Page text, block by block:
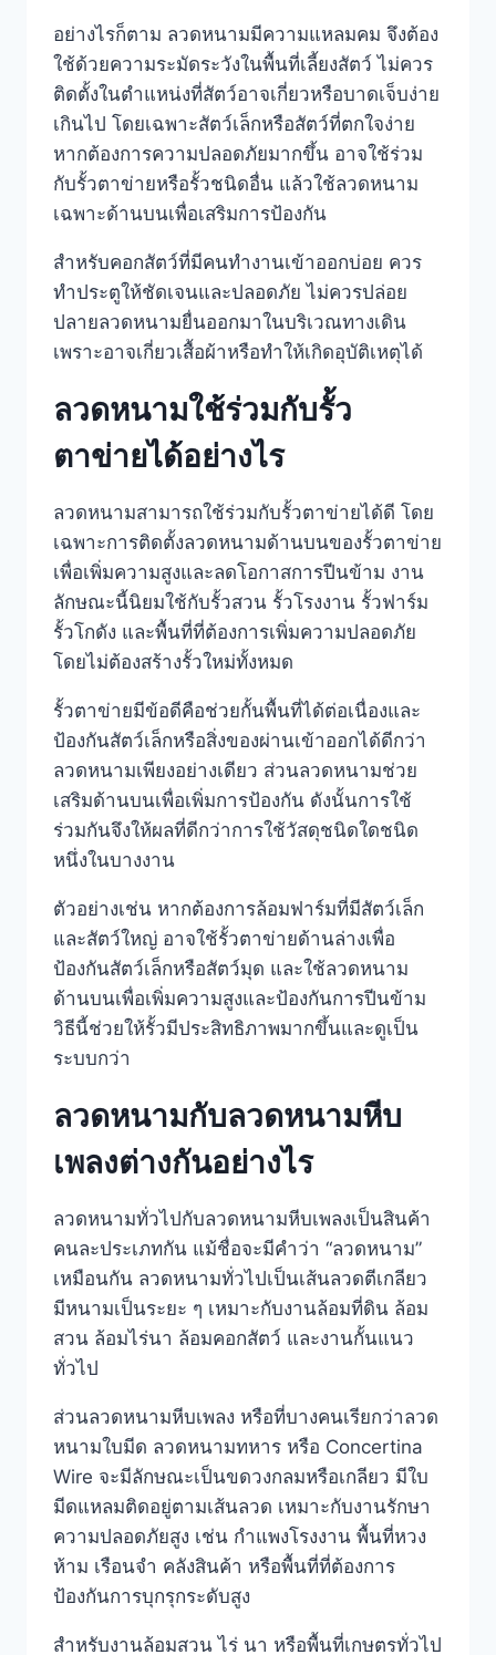
อย่างไรก็ตาม ลวดหนามมีความแหลมคม จึงต้อง
ใช้ด้วยความระมัดระวังในพื้นที่เลี้ยงสัตว์ ไม่ควร
ติดตั้งในตำแหน่งที่สัตว์อาจเกี่ยวหรือบาดเจ็บง่าย
เกินไป โดยเฉพาะสัตว์เล็กหรือสัตว์ที่ตกใจง่าย
หากต้องการความปลอดภัยมากขึ้น อาจใช้ร่วม
กับรั้วตาข่ายหรือรั้วชนิดอื่น แล้วใช้ลวดหนาม
เฉพาะด้านบนเพื่อเสริมการป้องกัน
สำหรับคอกสัตว์ที่มีคนทำงานเข้าออกบ่อย ควร
ทำประตูให้ชัดเจนและปลอดภัย ไม่ควรปล่อย
ปลายลวดหนามยื่นออกมาในบริเวณทางเดิน
เพราะอาจเกี่ยวเสื้อผ้าหรือทำให้เกิดอุบัติเหตุได้
ลวดหนามใช้ร่วมกับรั้ว
ตาข่ายได้อย่างไร
ลวดหนามสามารถใช้ร่วมกับรั้วตาข่ายได้ดี โดย
เฉพาะการติดตั้งลวดหนามด้านบนของรั้วตาข่าย
เพื่อเพิ่มความสูงและลดโอกาสการปีนข้าม งาน
ลักษณะนี้นิยมใช้กับรั้วสวน รั้วโรงงาน รั้วฟาร์ม
รั้วโกดัง และพื้นที่ที่ต้องการเพิ่มความปลอดภัย
โดยไม่ต้องสร้างรั้วใหม่ทั้งหมด
รั้วตาข่ายมีข้อดีคือช่วยกั้นพื้นที่ได้ต่อเนื่องและ
ป้องกันสัตว์เล็กหรือสิ่งของผ่านเข้าออกได้ดีกว่า
ลวดหนามเพียงอย่างเดียว ส่วนลวดหนามช่วย
เสริมด้านบนเพื่อเพิ่มการป้องกัน ดังนั้นการใช้
ร่วมกันจึงให้ผลที่ดีกว่าการใช้วัสดุชนิดใดชนิด
หนึ่งในบางงาน
ตัวอย่างเช่น หากต้องการล้อมฟาร์มที่มีสัตว์เล็ก
และสัตว์ใหญ่ อาจใช้รั้วตาข่ายด้านล่างเพื่อ
ป้องกันสัตว์เล็กหรือสัตว์มุด และใช้ลวดหนาม
ด้านบนเพื่อเพิ่มความสูงและป้องกันการปีนข้าม
วิธีนี้ช่วยให้รั้วมีประสิทธิภาพมากขึ้นและดูเป็น
ระบบกว่า
ลวดหนามกับลวดหนามหีบ
เพลงต่างกันอย่างไร
ลวดหนามทั่วไปกับลวดหนามหีบเพลงเป็นสินค้า
คนละประเภทกัน แม้ชื่อจะมีคำว่า “ลวดหนาม”
เหมือนกัน ลวดหนามทั่วไปเป็นเส้นลวดตีเกลียว
มีหนามเป็นระยะ ๆ เหมาะกับงานล้อมที่ดิน ล้อม
สวน ล้อมไร่นา ล้อมคอกสัตว์ และงานกั้นแนว
ทั่วไป
ส่วนลวดหนามหีบเพลง หรือที่บางคนเรียกว่าลวด
หนามใบมีด ลวดหนามทหาร หรือ Concertina
Wire จะมีลักษณะเป็นขดวงกลมหรือเกลียว มีใบ
มีดแหลมติดอยู่ตามเส้นลวด เหมาะกับงานรักษา
ความปลอดภัยสูง เช่น กำแพงโรงงาน พื้นที่หวง
ห้าม เรือนจำ คลังสินค้า หรือพื้นที่ที่ต้องการ
ป้องกันการบุกรุกระดับสูง
สำหรับงานล้อมสวน ไร่ นา หรือพื้นที่เกษตรทั่วไป